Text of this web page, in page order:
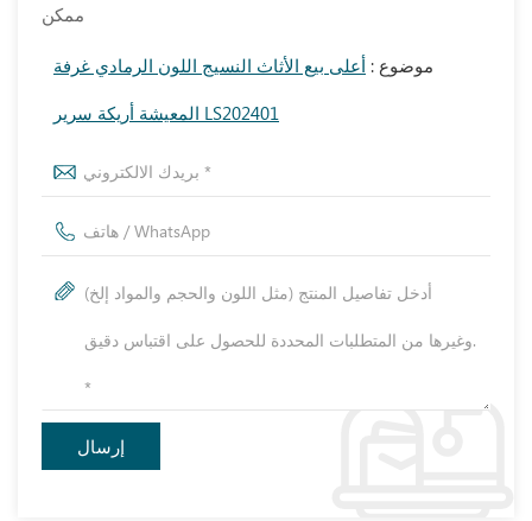
ممكن
موضوع : أعلى بيع الأثاث النسيج اللون الرمادي غرفة
المعيشة أريكة سرير LS202401